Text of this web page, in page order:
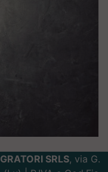
SRLS, via G.